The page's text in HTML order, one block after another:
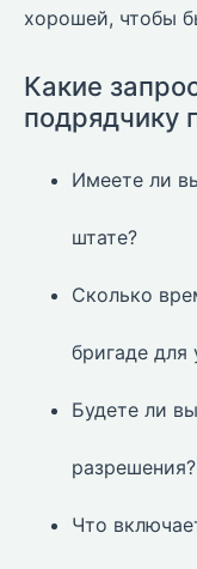
хорошей, чтобы
Какие
подрядчику
Имеете ли
штате?
Сколько
бригаде для
Будете ли
разрешения?
Что